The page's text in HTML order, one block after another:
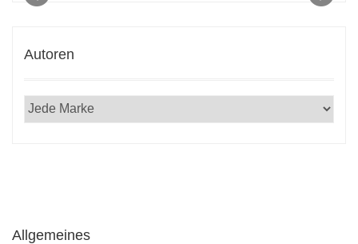
Autoren
Allgemeines